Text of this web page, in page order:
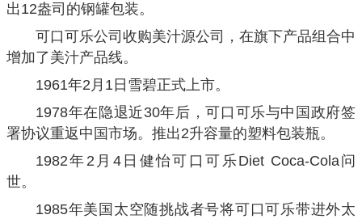
出12盎司的钢罐包装。
可口可乐公司收购美汁源公司，在旗下产品组合中
增加了美汁产品线。
1961年2月1日雪碧正式上市。
1978年在隐退近30年后，可口可乐与中国政府签
署协议重返中国市场。推出2升容量的塑料包装瓶。
1982年2月4日健怡可口可乐Diet Coca-Cola问
世。
1985年美国太空随挑战者号将可口可乐带进外太